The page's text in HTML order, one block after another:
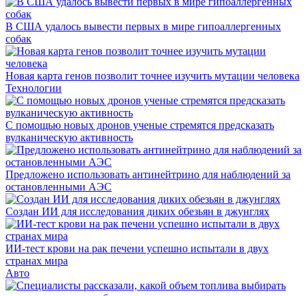
В США удалось вывести первых в мире гипоаллергенных
собак
Новая карта генов позволит точнее изучить мутации человека
Технологии
С помощью новых дронов ученые стремятся предсказать
вулканическую активность
Предложено использовать антинейтрино для наблюдений за
остановленными АЭС
Создан ИИ для исследования диких обезьян в джунглях
ИИ-тест крови на рак печени успешно испытали в двух
странах мира
Авто